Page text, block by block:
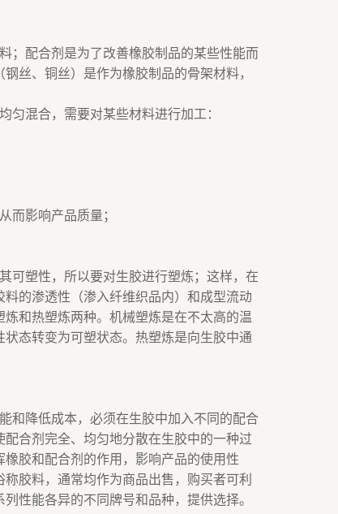
；配合剂是为了改善橡胶制品的某些性能而
丝、铜丝）是作为橡胶制品的骨架材料，
匀混合，需要对某些材料进行加工：
而影响产品质量；
可塑性，所以要对生胶进行塑炼；这样，在
的渗透性（渗入纤维织品内）和成型流动
和热塑炼两种。机械塑炼是在不太高的温
态转变为可塑状态。热塑炼是向生胶中通
和降低成本，必须在生胶中加入不同的配合
合剂完全、均匀地分散在生胶中的一种过
胶和配合剂的作用，影响产品的使用性
胶料，通常均作为商品出售，购买者可利
性能各异的不同牌号和品种，提供选择。